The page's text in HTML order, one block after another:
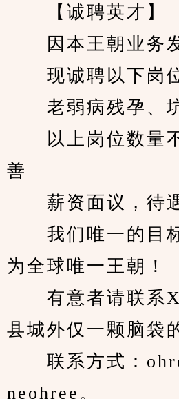
【诚聘英才】
因本王朝业务
现诚聘以下岗
老弱病残孕、
以上岗位数量不
善
薪资面议，待
我们唯一的目标
为全球唯一王朝！
有意者请联系
县城外仅一颗脑袋
联系方式：
neohree。